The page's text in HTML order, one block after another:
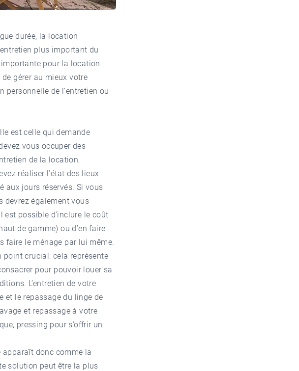
durée, la location
plus important du
pour la location
gérer au mieux votre
personnelle de l’entretien ou
est celle qui demande
vous occuper des
de la location.
réaliser l’état des lieux
aux jours réservés. Si vous
devrez également vous
possible d’inclure le coût
de gamme) ou d’en faire
faire le ménage par lui même.
crucial: cela représente
pour pouvoir louer sa
L’entretien de votre
et le repassage du linge de
et repassage à votre
pressing pour s’offrir un
apparaît donc comme la
solution peut être la plus